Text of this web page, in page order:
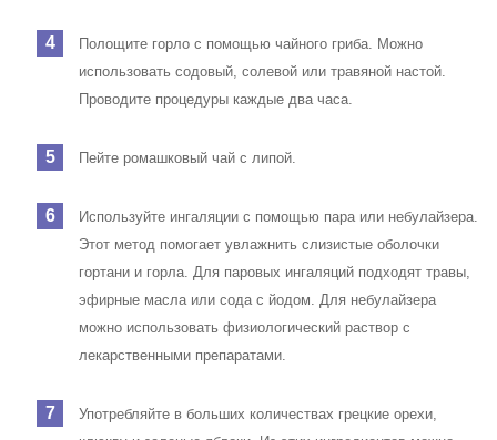
Полощите горло с помощью чайного гриба. Можно
использовать содовый, солевой или травяной настой.
Проводите процедуры каждые два часа.
Пейте ромашковый чай с липой.
Используйте ингаляции с помощью пара или небулайзера.
Этот метод помогает увлажнить слизистые оболочки
гортани и горла. Для паровых ингаляций подходят травы,
эфирные масла или сода с йодом. Для небулайзера
можно использовать физиологический раствор с
лекарственными препаратами.
Употребляйте в больших количествах грецкие орехи,